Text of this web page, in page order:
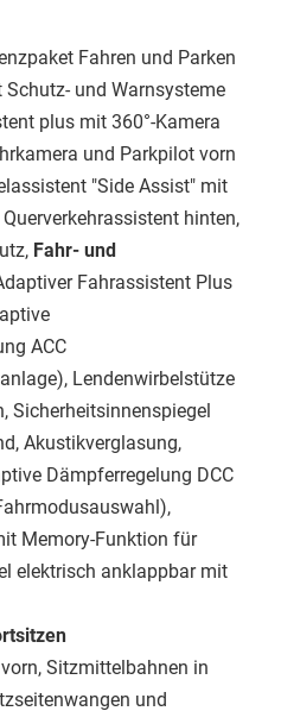
Fahren und Parken
und Warnsysteme
plus mit 360°-Kamera
und Parkpilot vorn
"Side Assist" mit
hinten,
Fahr- und
Fahrassistent Plus
ACC
Lendenwirbelstütze
Sicherheitsinnenspiegel
Akustikverglasung,
Dämpferregelung DCC
Memory-Funktion für
elektrisch anklappbar mit
Sitzmittelbahnen in
und